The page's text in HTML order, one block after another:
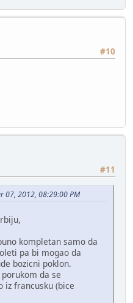
#10
#11
07, 2012, 08:29:00 PM
kompletan samo da
pa bi mogao da
bozicni poklon.
da se
iz francusku (bice